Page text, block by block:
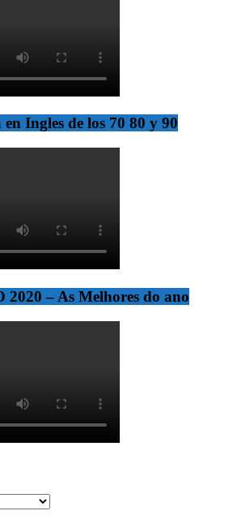
Ingles de los 70 80 y 90
– As Melhores do ano